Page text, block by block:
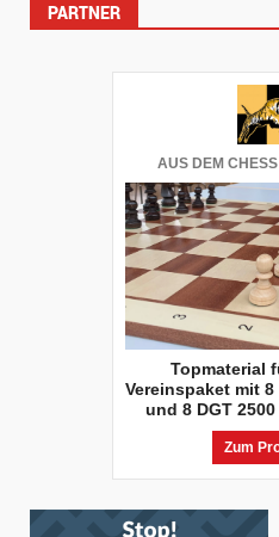
Beiträge
PARTNER
AUS DEM
Topmaterial
Vereinspaket mit
und 8 DGT
Zum